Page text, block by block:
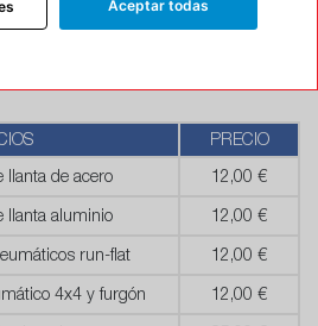
PRECIO
llanta de acero 12,00 €
llanta aluminio 12,00 €
run-flat 12,00 €
4x4 y furgón 12,00 €
Aceptar todas